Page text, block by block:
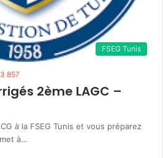
FSEG Tunis
3 857
2ème LAGC –
à la FSEG Tunis et vous préparez
à…